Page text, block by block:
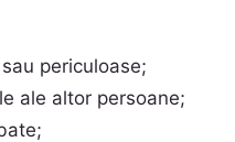
periculoase;
ale altor persoane;